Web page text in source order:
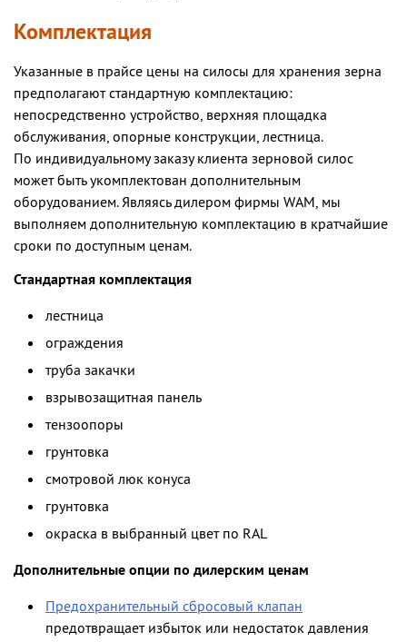
Комплектация
Указанные в прайсе цены на силосы для хранения зерна
предполагают стандартную комплектацию:
непосредственно устройство, верхняя площадка
обслуживания, опорные конструкции, лестница.
По индивидуальному заказу клиента зерновой силос
может быть укомплектован дополнительным
оборудованием. Являясь дилером фирмы WAM, мы
выполняем дополнительную комплектацию в кратчайшие
сроки по доступным ценам.
Стандартная комплектация
лестница
ограждения
труба закачки
взрывозащитная панель
тензоопоры
грунтовка
смотровой люк конуса
грунтовка
окраска в выбранный цвет по RAL
Дополнительные опции по дилерским ценам
Предохранительный сбросовый клапан
предотвращает избыток или недостаток давления